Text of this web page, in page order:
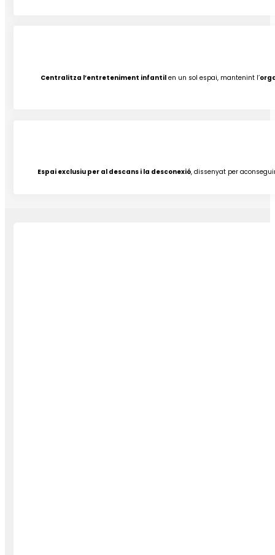
Centralitza l’entreteniment infantil en un sol espai, mantenint l’
Espai exclusiu per al descans i la desconexió, dissenyat per